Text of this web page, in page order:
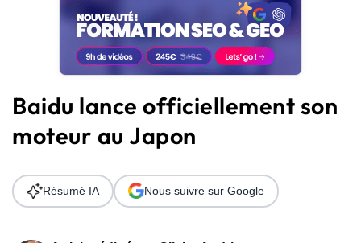
Actus SEO
Plateforme
Solutions
Ressources
Audit SEO
Baidu lance officiellement son
moteur au Japon
Résumé IA Nous suivre sur Google